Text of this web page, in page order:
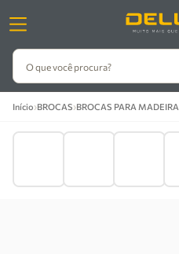
O que você procura?
Início›BROCAS›BROCAS PARA MADEIRA